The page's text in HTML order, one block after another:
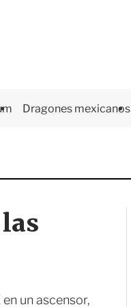
Dragones mexicanos
un ascensor,